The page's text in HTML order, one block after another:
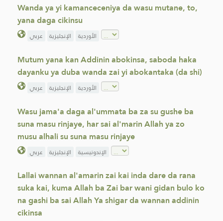
Wanda ya yi kamanceceniya da wasu mutane, to,
yana daga cikinsu
عربي الإنجليزية الأوردية
Mutum yana kan Addinin abokinsa, saboda haka
dayanku ya duba wanda zai yi abokantaka (da shi)
عربي الإنجليزية الأوردية
Wasu jama'a daga al'ummata ba za su gushe ba
suna masu rinjaye, har sai al'marin Allah ya zo
musu alhali su suna masu rinjaye
عربي الإنجليزية الإندونيسية
Lallai wannan al'amarin zai kai inda dare da rana
suka kai, kuma Allah ba Zai bar wani gidan bulo ko
na gashi ba sai Allah Ya shigar da wannan addinin
cikinsa